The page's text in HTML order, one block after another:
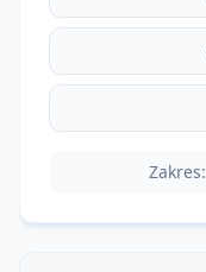
Zakres: